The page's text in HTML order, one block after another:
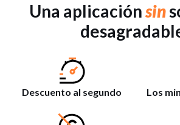
Una aplicaciónsin
Descuento al segundo Los